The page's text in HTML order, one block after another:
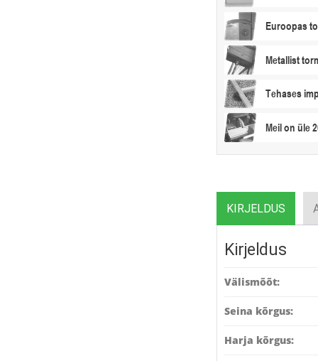
Euroopas
Metallist
Tehases
Meil on üle
KIRJELDUS
Kirjeldus
Välismõõt:
Seina kõrgus:
Harja kõrgus: